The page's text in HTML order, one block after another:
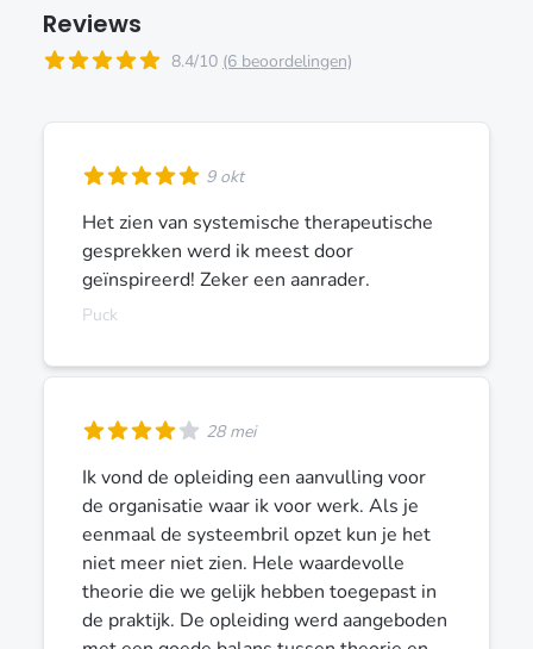
Reviews
8.4/10 (6 beoordelingen)
9 okt
Het zien van systemische therapeutische
gesprekken werd ik meest door
geïnspireerd! Zeker een aanrader.
Puck
28 mei
Ik vond de opleiding een aanvulling voor
de organisatie waar ik voor werk. Als je
eenmaal de systeembril opzet kun je het
niet meer niet zien. Hele waardevolle
theorie die we gelijk hebben toegepast in
de praktijk. De opleiding werd aangeboden